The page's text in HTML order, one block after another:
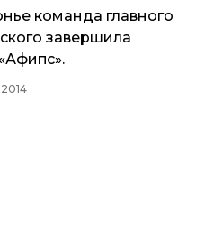
команда главного
завершила